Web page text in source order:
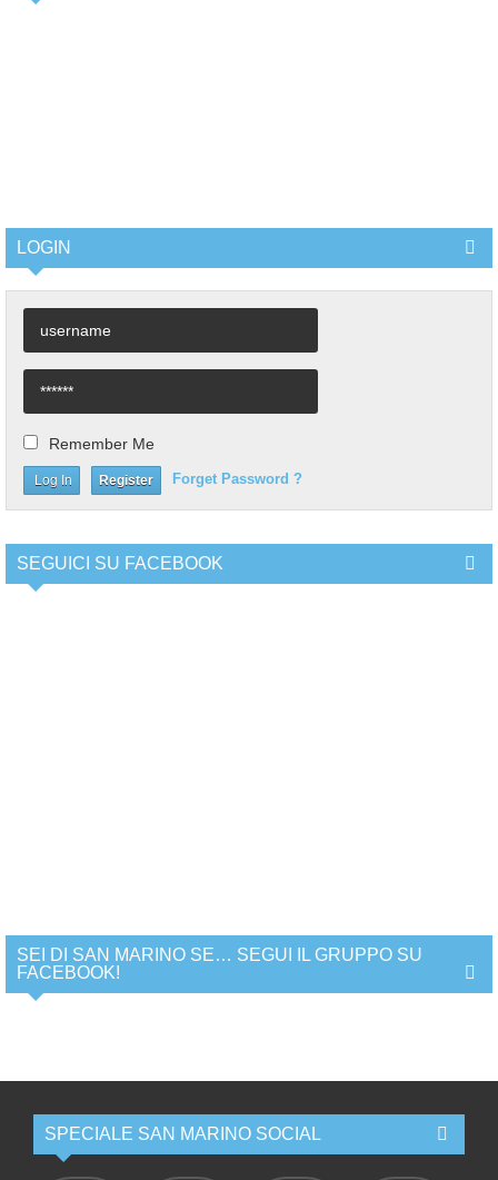
LOGIN
Remember Me
Forget Password ?
Register
SEGUICI SU FACEBOOK
SEI DI SAN MARINO SE… SEGUI IL GRUPPO SU
FACEBOOK!
SPECIALE SAN MARINO SOCIAL